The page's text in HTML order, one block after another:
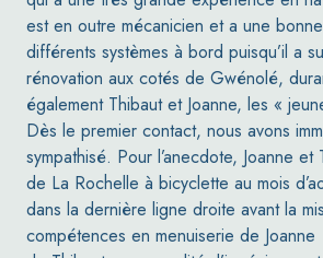
est en outre mécanicien et a une
différents systèmes à bord puisqu’il a
rénovation aux cotés de Gwénolé,
également Thibaut et Joanne, les «
Dès le premier contact, nous avons
sympathisé. Pour l’anecdote, Joanne et
de La Rochelle à bicyclette au mois
dans la dernière ligne droite avant la
compétences en menuiserie de